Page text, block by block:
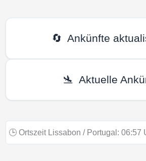
🔄 Ankünfte
🛬 Aktuelle
🕒 Ortszeit Lissabon / Portugal: 06:57